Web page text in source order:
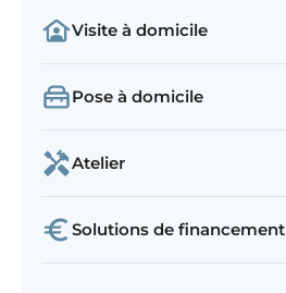
Visite à domicile
Pose à domicile
Atelier
Solutions de financement